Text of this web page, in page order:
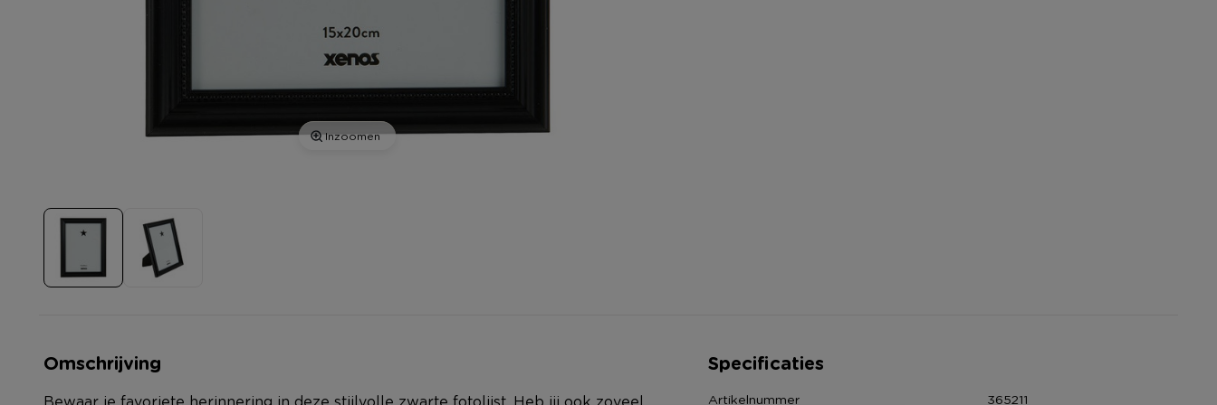
Inzoomen
Omschrijving
Bewaar je favoriete herinnering in deze stijlvolle zwarte fotolijst. Heb jij ook zoveel
Specificaties
Artikelnummer
365211